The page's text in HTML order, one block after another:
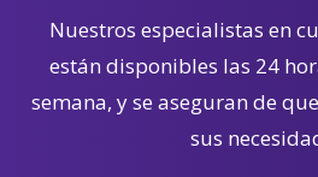
Nuestros especialistas en
están disponibles las 24
semana, y se aseguran de
sus